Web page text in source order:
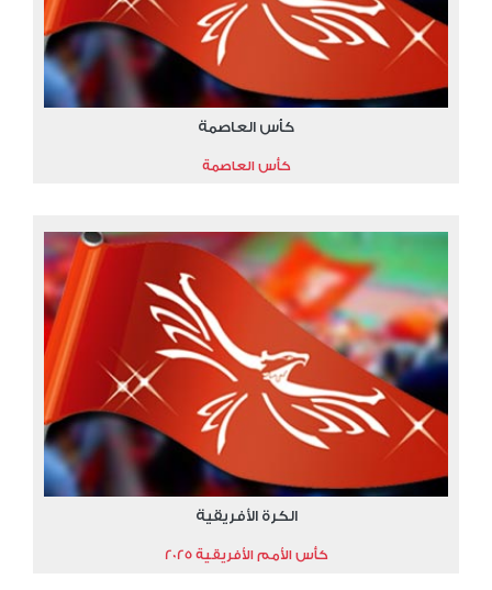
كأس العاصمة
كأس العاصمة
الكرة الأفريقية
كأس الأمم الأفريقية 2025